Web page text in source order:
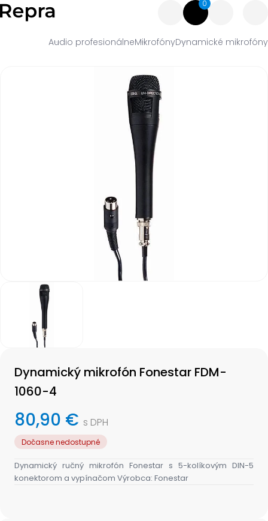
0
Audio profesionálneMikrofónyDynamické mikrofóny
Dynamický mikrofón Fonestar FDM-
1060-4
80,90 € s DPH
Dočasne nedostupné
Dynamický ručný mikrofón Fonestar s 5-kolíkovým DIN-5
konektorom a vypínačom Výrobca: Fonestar